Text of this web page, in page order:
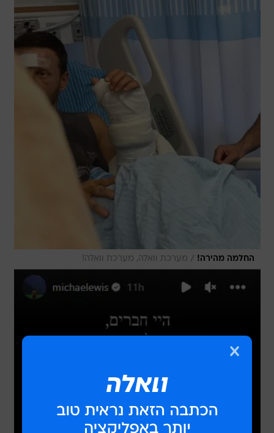
החלמה מהירה! / מערכת וואלה, מערכת וואלה!